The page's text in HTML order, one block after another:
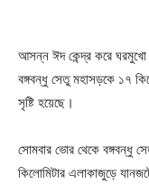
আসন্ন ঈদ কেন্দ্র করে ঘরমুখো
বঙ্গবন্ধু সেতু মহাসড়কে ১৭
সৃষ্টি হয়েছে।
সোমবার ভোর থেকে বঙ্গবন্ধু
কিলোমিটার এলাকাজুড়ে